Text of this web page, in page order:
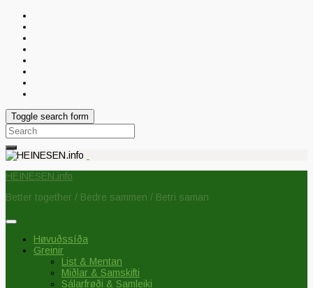
Toggle search form
Search
for:
HEINESEN.info
Better together / Bedre sammen / Betri saman
Høvuðssíða
Greinir
List & Mentan
Miðlar & Samskifti
Sálarfrøði & Samleiki